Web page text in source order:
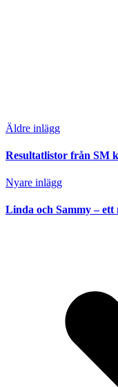
Äldre inlägg
Resultatlistor från SM
Nyare inlägg
Linda och Sammy – ett